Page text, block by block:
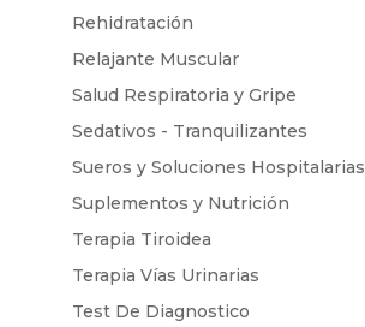
Rehidratación
Relajante Muscular
Salud Respiratoria y Gripe
Sedativos - Tranquilizantes
Sueros y Soluciones Hospitalarias
Suplementos y Nutrición
Terapia Tiroidea
Terapia Vías Urinarias
Test De Diagnostico